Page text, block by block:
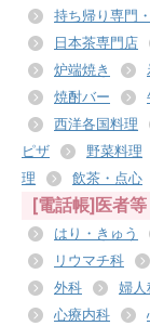
持ち帰り専門
日本茶専門店
炉端焼き
焼酎バー
西洋各国料理
ピザ
野菜料理
理
飲茶・点心
[電話帳]医者等
はり・きゅう
リウマチ科
外科
婦人
心療内科